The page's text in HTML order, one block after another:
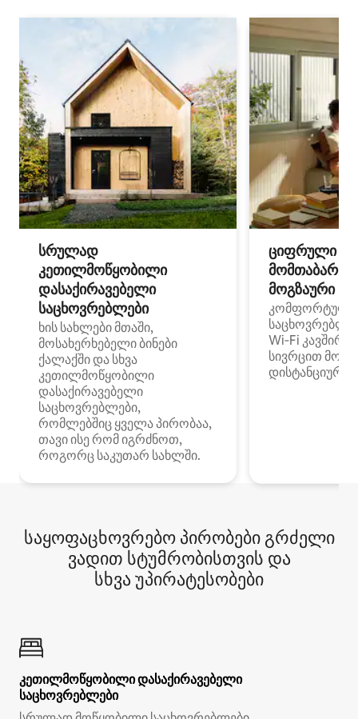
სრულად
კეთილმოწყობილი
დასაქირავებელი
საცხოვრებლები
ხის სახლები მთაში,
მოსახერხებელი ბინები
ქალაქში და სხვა
კეთილმოწყობილი
დასაქირავებელი
საცხოვრებლები,
რომლებშიც ყველა პირობაა,
თავი ისე რომ იგრძნოთ,
როგორც საკუთარ სახლში.
ციფრული
მოგზაური
კომფორტული
Wi‑Fi
სივრცით
დისტანციური
საყოფაცხოვრებო პირობები გრძელი
ვადით სტუმრობისთვის და
სხვა უპირატესობები
კეთილმოწყობილი დასაქირავებელი
საცხოვრებლები